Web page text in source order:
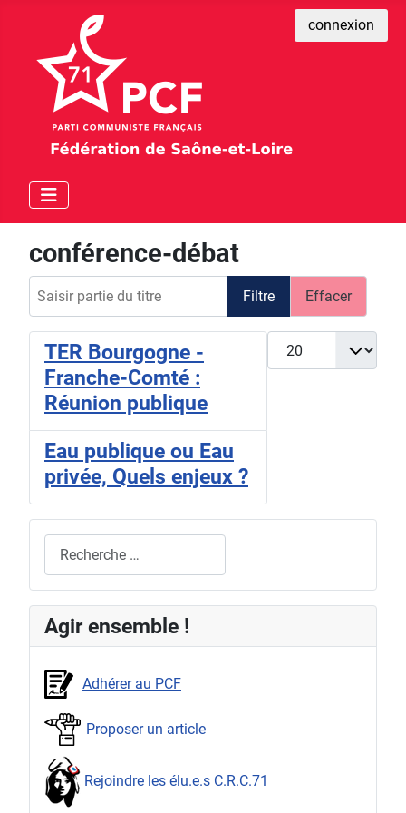
connexion
conférence-débat
Filtre Effacer
Afficher #
TER Bourgogne -
Franche-Comté :
Réunion publique
Eau publique ou Eau
privée, Quels enjeux ?
Agir ensemble !
Adhérer au PCF
Proposer un article
Rejoindre les élu.e.s C.R.C.71